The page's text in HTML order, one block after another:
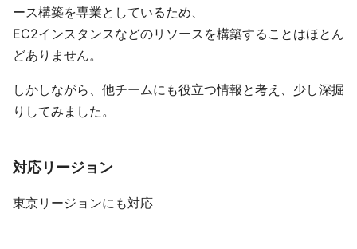
ース構築を専業としているため、
EC2インスタンスなどのリソースを構築することはほとん
どありません。
しかしながら、他チームにも役立つ情報と考え、少し深掘
りしてみました。
対応リージョン
東京リージョンにも対応